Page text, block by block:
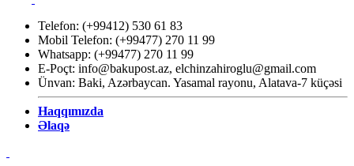
Telefon: (+99412) 530 61 83
Mobil Telefon: (+99477) 270 11 99
Whatsapp: (+99477) 270 11 99
E-Poçt: info@bakupost.az, elchinzahiroglu@gmail.com
Ünvan: Baki, Azərbaycan. Yasamal rayonu, Alatava-7 küçəsi
Haqqımızda
Əlaqə